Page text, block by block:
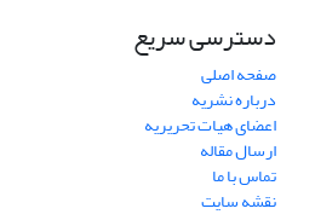
دسترسی سریع
صفحه اصلی
درباره نشریه
اعضای هیات تحریریه
ارسال مقاله
تماس با ما
نقشه سایت